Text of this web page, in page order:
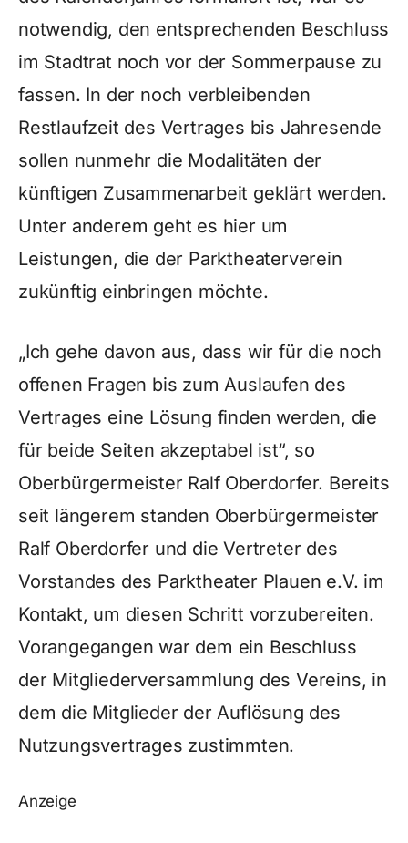
notwendig, den entsprechenden Beschluss
im Stadtrat noch vor der Sommerpause zu
fassen. In der noch verbleibenden
Restlaufzeit des Vertrages bis Jahresende
sollen nunmehr die Modalitäten der
künftigen Zusammenarbeit geklärt werden.
Unter anderem geht es hier um
Leistungen, die der Parktheaterverein
zukünftig einbringen möchte.
„Ich gehe davon aus, dass wir für die noch
offenen Fragen bis zum Auslaufen des
Vertrages eine Lösung finden werden, die
für beide Seiten akzeptabel ist“, so
Oberbürgermeister Ralf Oberdorfer. Bereits
seit längerem standen Oberbürgermeister
Ralf Oberdorfer und die Vertreter des
Vorstandes des Parktheater Plauen e.V. im
Kontakt, um diesen Schritt vorzubereiten.
Vorangegangen war dem ein Beschluss
der Mitgliederversammlung des Vereins, in
dem die Mitglieder der Auflösung des
Nutzungsvertrages zustimmten.
Anzeige